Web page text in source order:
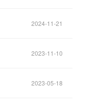
2024-11-21
2023-11-10
2023-05-18